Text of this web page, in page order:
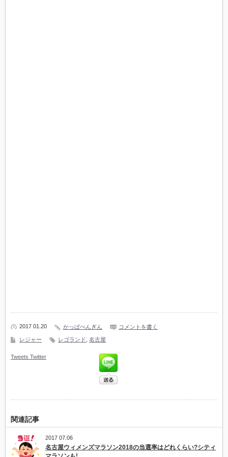
2017 01.20 かっぱぺんぎん コメントを書く
レジャー レゴランド 名古屋
Tweets Twitter
関連記事
2017 07.06
名古屋ウィメンズマラソン2018の当選率はどれくらい?シティ